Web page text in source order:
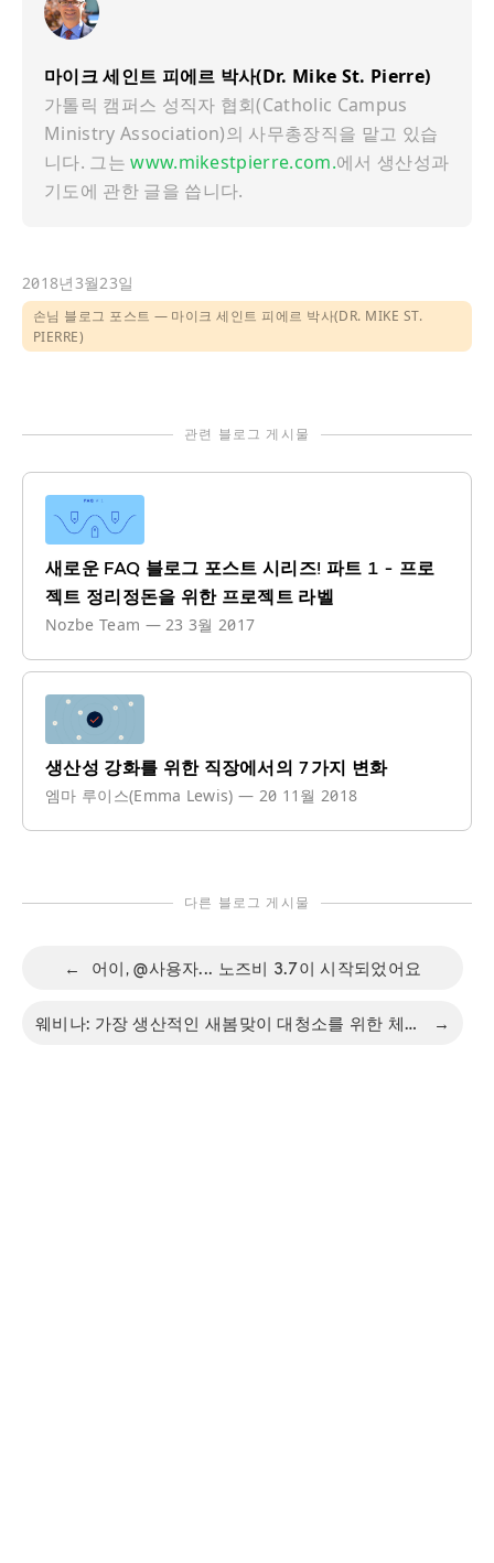
마이크 세인트 피에르 박사(Dr. Mike St. Pierre)
가톨릭 캠퍼스 성직자 협회(Catholic Campus
Ministry Association)의 사무총장직을 맡고 있습
니다. 그는www.mikestpierre.com.에서 생산성과
기도에 관한 글을 씁니다.
2018년3월23일
손님 블로그 포스트
마이크 세인트 피에르 박사(DR. MIKE ST.
PIERRE)
관련 블로그 게시물
새로운 FAQ 블로그 포스트 시리즈! 파트 1 - 프로
젝트 정리정돈을 위한 프로젝트 라벨
Nozbe Team —23 3월 2017
생산성 강화를 위한 직장에서의 7가지 변화
엠마 루이스(Emma Lewis)— 20 11월 2018
다른 블로그 게시물
← 어이, @사용자... 노즈비 3.7이 시작되었어요
웨비나: 가장 생산적인 새봄맞이 대청소를 위한 체크리스트 →